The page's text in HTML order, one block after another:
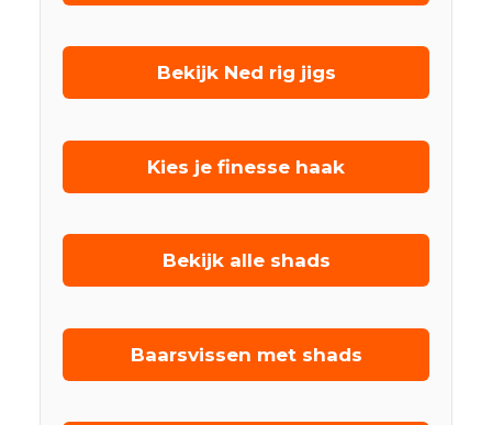
Bekijk Ned rig jigs
Kies je finesse haak
Bekijk alle shads
Baarsvissen met shads